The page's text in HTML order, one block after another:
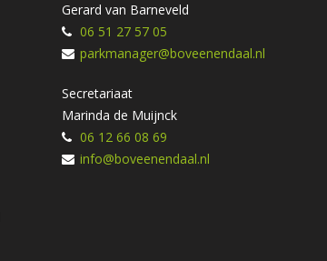
Gerard van Barneveld
06 51 27 57 05
parkmanager@boveenendaal.nl
Secretariaat
Marinda de Muijnck
06 12 66 08 69
info@boveenendaal.nl